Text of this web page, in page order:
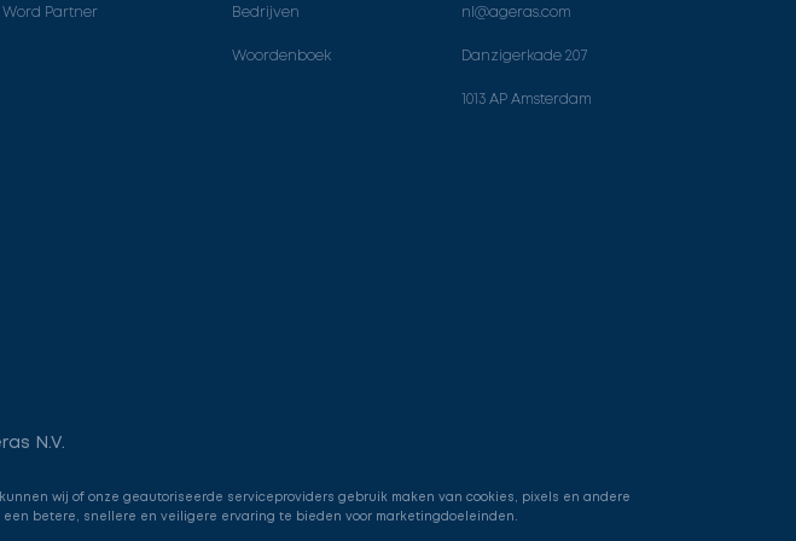
Word Partner Bedrijven
Woordenboek
nl@ageras.com
Danzigerkade 207
1013 AP Amsterdam
N.V.
wij of onze geautoriseerde serviceproviders gebruik maken van cookies, pixels en andere
betere, snellere en veiligere ervaring te bieden voor marketingdoeleinden.